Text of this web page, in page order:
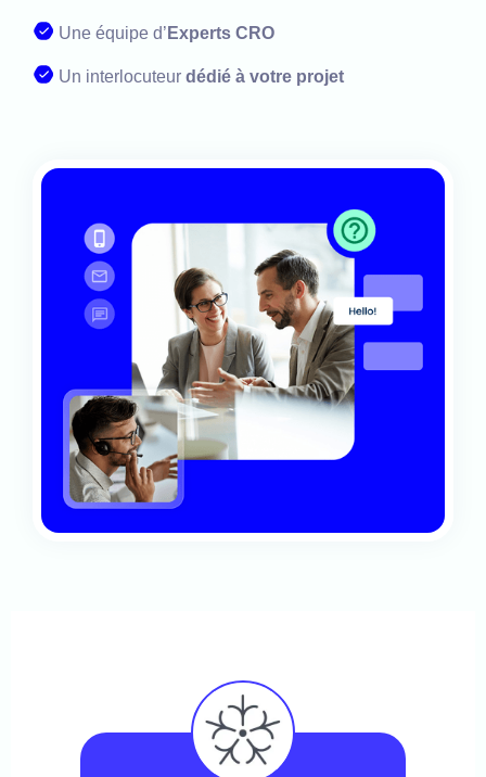
Une équipe d’ Experts CRO
Un interlocuteur dédié à votre projet